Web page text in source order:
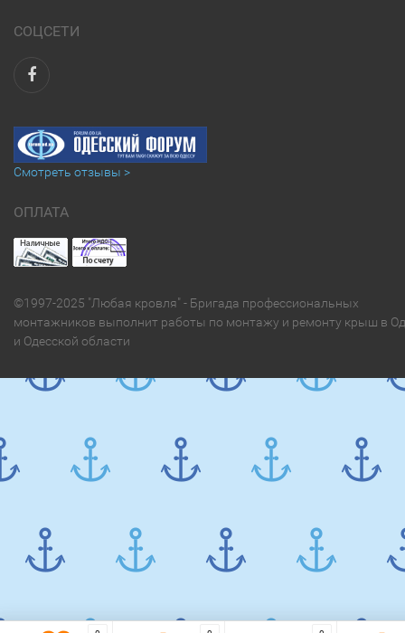
СОЦСЕТИ
Смотреть отзывы >
ОПЛАТА
©1997-2025 "Любая кровля" - Бригада профессиональных
монтажников выполнит работы по монтажу и ремонту крыш в
и Одесской области